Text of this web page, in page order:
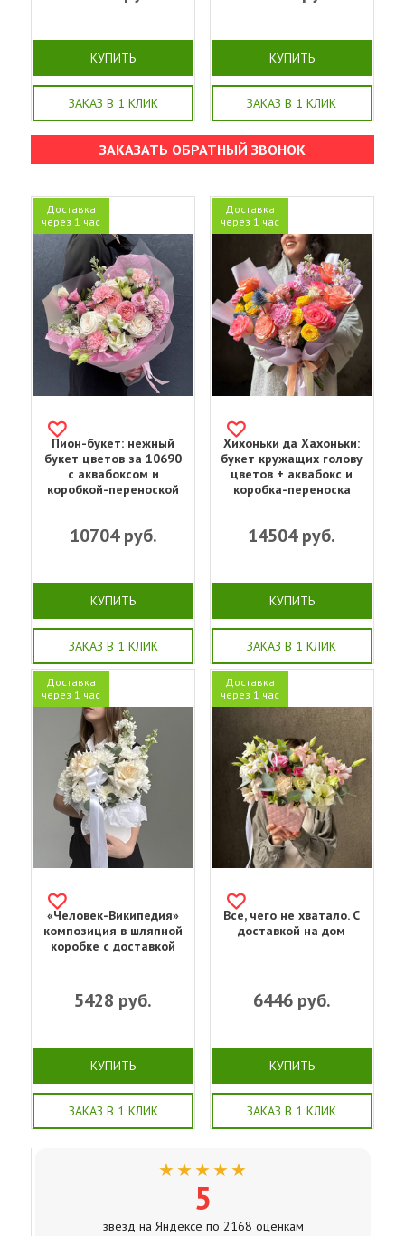
КУПИТЬ
ЗАКАЗ В 1 КЛИК
КУПИТЬ
ЗАКАЗ В 1 КЛИК
ЗАКАЗАТЬ ОБРАТНЫЙ ЗВОНОК
Доставка
через 1 час
Пион-букет: нежный
букет цветов за 10690
с аквабоксом и
коробкой-переноской
10704руб.
КУПИТЬ
ЗАКАЗ В 1 КЛИК
Доставка
через 1 час
Хихоньки да Хахоньки:
букет кружащих голову
цветов + аквабокс и
коробка-переноска
14504руб.
КУПИТЬ
ЗАКАЗ В 1 КЛИК
Доставка
через 1 час
«Человек-Википедия»
композиция в шляпной
коробке с доставкой
5428 руб.
КУПИТЬ
ЗАКАЗ В 1 КЛИК
Доставка
через 1 час
Все, чего не хватало. С
доставкой на дом
6446руб.
КУПИТЬ
ЗАКАЗ В 1 КЛИК
★★★★★
5
звезд на Яндексе по 2168 оценкам